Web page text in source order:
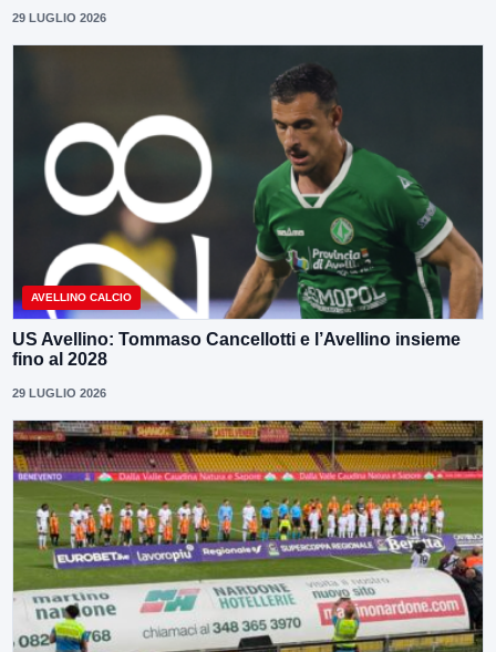
29 LUGLIO 2026
AVELLINO CALCIO
US Avellino: Tommaso Cancellotti e l’Avellino insieme
fino al 2028
29 LUGLIO 2026